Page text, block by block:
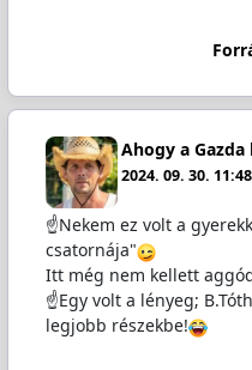
Ahogy a Gazda
2024. 09. 30. 11:48
☝️Nekem ez volt a
csatornája"
Itt még nem kellett
☝️Egy volt a lényeg;
legjobb részekbe!